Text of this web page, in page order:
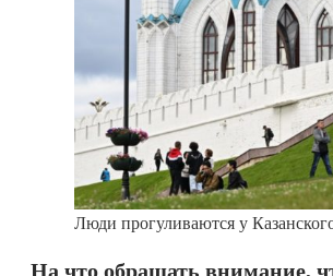
Люди прогуливаются у
На что обращать внимание,